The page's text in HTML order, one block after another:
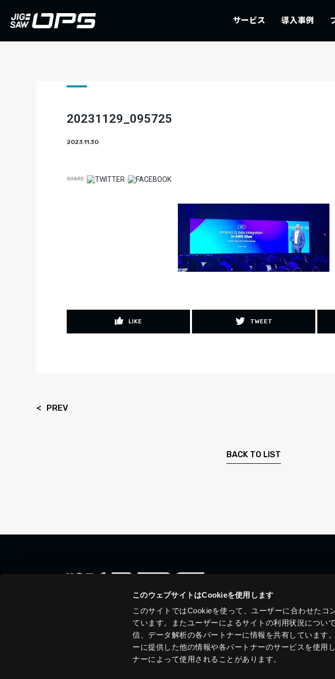
このウェブサイトはCookieを使用します
このサイトではCookieを使って、ユーザーに合わせたコ
ています。またユーザーによるサイトの利用状況につい
信、データ解析の各パートナーに情報を共有しています
ーに提供した他の情報や各パートナーのサービスを使用
ナーによって使用されることがあります。
サービス 導入事例
20231129_095725
2023.11.30
SHARE
LIKE TWEET
PREV
BACK TO LIST